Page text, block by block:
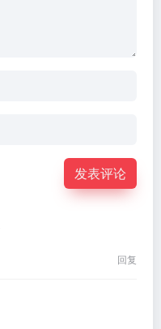
发表评论
回复